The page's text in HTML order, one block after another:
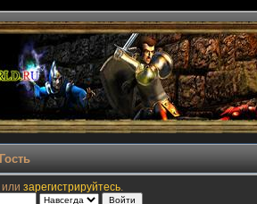
Гость
или зарегистрируйтесь.